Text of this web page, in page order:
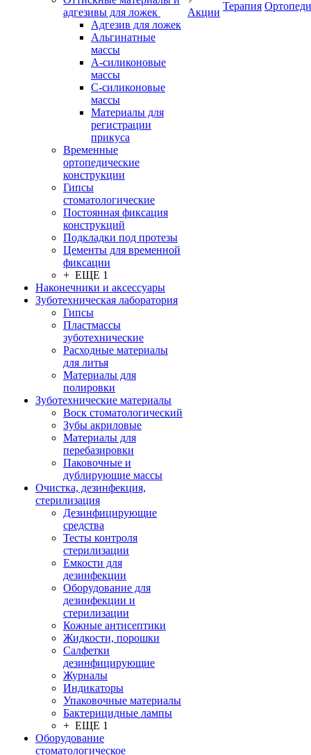
адгезивы для ложек
Адгезив для ложек
Альгинатные
массы
А-силиконовые
массы
С-силиконовые
массы
Материалы для
регистрации
прикуса
Временные
ортопедические
конструкции
Гипсы
стоматологические
Постоянная фиксация
конструкций
Подкладки под протезы
Цементы для временной
фиксации
+ ЕЩЕ 1
Наконечники и аксессуары
Зуботехническая лаборатория
Гипсы
Пластмассы
зуботехнические
Расходные материалы
для литья
Материалы для
полировки
Зуботехнические материалы
Воск стоматологический
Зубы акриловые
Материалы для
перебазировки
Паковочные и
дублирующие массы
Очистка, дезинфекция,
стерилизация
Дезинфицирующие
средства
Тесты контроля
стерилизации
Емкости для
дезинфекции
Оборудование для
дезинфекции и
стерилизации
Кожные антисептики
Жидкости, порошки
Салфетки
дезинфицирующие
Журналы
Индикаторы
Упаковочные материалы
Бактерицидные лампы
+ ЕЩЕ 1
Оборудование
стоматологическое
Акции
Терапия